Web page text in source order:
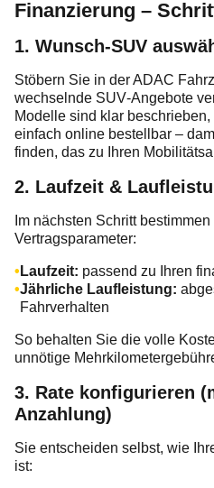
Finanzierung –
1. Wunsch‑SUV
Stöbern Sie in der ADAC
wechselnde SUV‑Angebote
Modelle sind klar
einfach online bestellbar –
finden, das zu Ihren
2. Laufzeit &
Im nächsten Schritt
Vertragsparameter:
Laufzeit: passend zu Ihren
Jährliche Laufleistung:
Fahrverhalten
So behalten Sie die volle
unnötige
3. Rate konfigurieren
Anzahlung)
Sie entscheiden selbst, wie
ist: